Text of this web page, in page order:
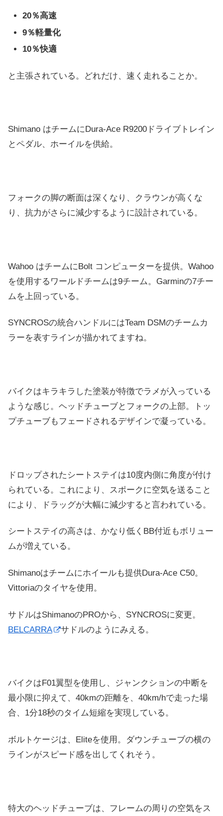
20％高速
9％軽量化
10％快適
と主張されている。どれだけ、速く走れることか。
Shimano はチームにDura-Ace R9200ドライブトレイン
とペダル、ホーイルを供給。
フォークの脚の断面は深くなり、クラウンが高くな
り、抗力がさらに減少するように設計されている。
Wahoo はチームにBolt コンピューターを提供。Wahoo
を使用するワールドチームは9チーム。Garminの7チー
ムを上回っている。
SYNCROSの統合ハンドルにはTeam DSMのチームカ
ラーを表すラインが描かれてますね。
バイクはキラキラした塗装が特徴でラメが入っている
ような感じ。ヘッドチューブとフォークの上部。トッ
プチューブもフェードされるデザインで凝っている。
ドロップされたシートステイは10度内側に角度が付け
られている。これにより、スポークに空気を送ること
により、ドラッグが大幅に減少すると言われている。
シートステイの高さは、かなり低くBB付近もボリュー
ムが増えている。
Shimanoはチームにホイールも提供Dura-Ace C50。
Vittoriaのタイヤを使用。
サドルはShimanoのPROから、SYNCROSに変更。
BELCARRA
サドルのようにみえる。
バイクはF01翼型を使用し、ジャンクションの中断を
最小限に抑えて、40kmの距離を、40km/hで走った場
合、1分18秒のタイム短縮を実現している。
ボルトケージは、Eliteを使用。ダウンチューブの横の
ラインがスピード感を出してくれそう。
特大のヘッドチューブは、フレームの周りの空気をス